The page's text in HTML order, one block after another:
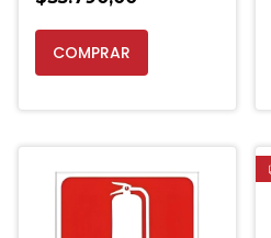
VTV PROMO
COMPRAR